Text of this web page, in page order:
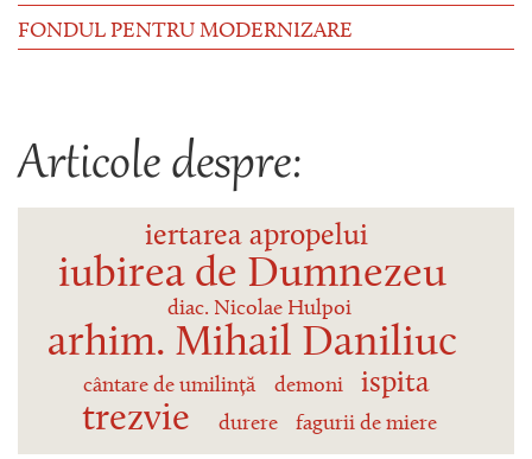
FONDUL PENTRU MODERNIZARE
Articole despre:
iertarea apropelui
iubirea de Dumnezeu
diac. Nicolae Hulpoi
arhim. Mihail Daniliuc
cântare de umilință demoni ispita
trezvie durere fagurii de miere